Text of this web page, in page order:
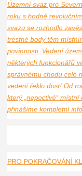
Územní svaz pro
roku s hodně
svazu se rozhodlo
trestné body těm
povinnosti. Vedení
některých funkcionářů
správnému chodu celé
vedení řeklo dost! Od
který „nepoctivé“
přinášíme kompletní
PRO POKRAČOVÁNÍ